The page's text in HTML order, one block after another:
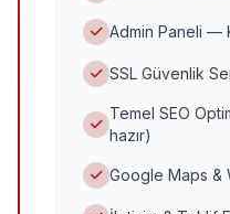
Admin Paneli —
SSL Güvenlik
Temel SEO
hazır)
Google Maps &